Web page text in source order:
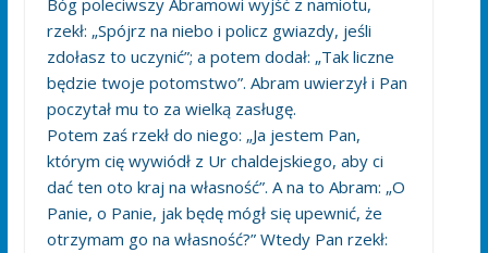
Bóg poleciwszy Abramowi wyjść z namiotu,
rzekł: „Spójrz na niebo i policz gwiazdy, jeśli
zdołasz to uczynić”; a potem dodał: „Tak liczne
będzie twoje potomstwo”. Abram uwierzył i Pan
poczytał mu to za wielką zasługę.
Potem zaś rzekł do niego: „Ja jestem Pan,
którym cię wywiódł z Ur chaldejskiego, aby ci
dać ten oto kraj na własność”. A na to Abram: „O
Panie, o Panie, jak będę mógł się upewnić, że
otrzymam go na własność?” Wtedy Pan rzekł: